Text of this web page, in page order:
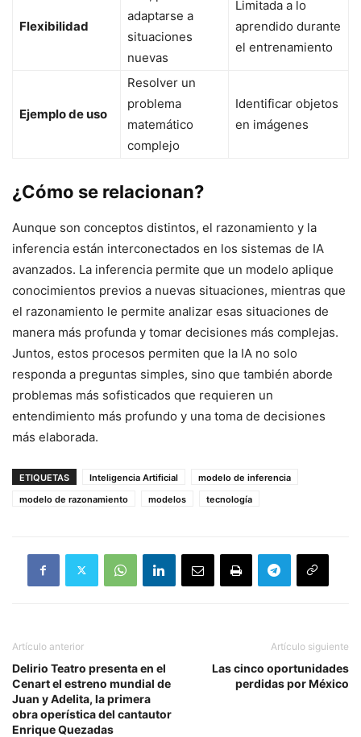
Flexibilidad
adaptarse a
situaciones
nuevas
Limitada a lo
aprendido durante
el entrenamiento
Ejemplo de uso
Resolver un
problema
matemático
complejo
Identificar objetos
en imágenes
¿Cómo se relacionan?
Aunque son conceptos distintos, el razonamiento y la
inferencia están interconectados en los sistemas de IA
avanzados. La inferencia permite que un modelo aplique
conocimientos previos a nuevas situaciones, mientras que
el razonamiento le permite analizar esas situaciones de
manera más profunda y tomar decisiones más complejas.
Juntos, estos procesos permiten que la IA no solo
responda a preguntas simples, sino que también aborde
problemas más sofisticados que requieren un
entendimiento más profundo y una toma de decisiones
más elaborada.
ETIQUETAS Inteligencia Artificial
modelo de inferencia
modelo de razonamiento
modelos tecnología
Artículo anterior
Delirio Teatro presenta en el
Cenart el estreno mundial de
Juan y Adelita, la primera
obra operística del cantautor
Enrique Quezadas
Artículo siguiente
Las cinco oportunidades
perdidas por México